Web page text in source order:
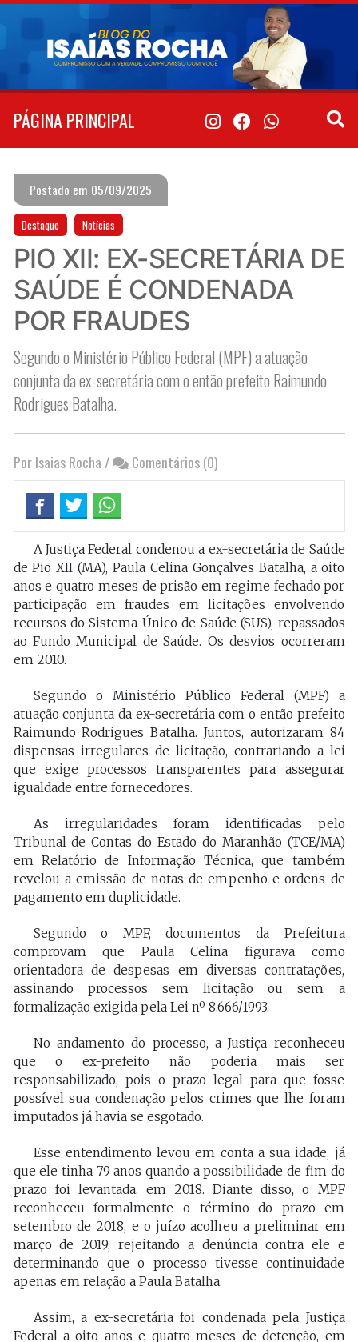
Pular
conteúdo
PÁGINA PRINCIPAL
Postado em 05/09/2025
Destaque Notícias
PIO XII: EX-SECRETÁRIA DE
SAÚDE É CONDENADA
POR FRAUDES
Segundo o Ministério Público Federal (MPF) a atuação
conjunta da ex-secretária com o então prefeito Raimundo
Rodrigues Batalha.
Por Isaias Rocha / Comentários (0)
A Justiça Federal condenou a ex-secretária de Saúde
de Pio XII (MA), Paula Celina Gonçalves Batalha, a oito
anos e quatro meses de prisão em regime fechado por
participação em fraudes em licitações envolvendo
recursos do Sistema Único de Saúde (SUS), repassados
ao Fundo Municipal de Saúde. Os desvios ocorreram
em 2010.
Segundo o Ministério Público Federal (MPF) a
atuação conjunta da ex-secretária com o então prefeito
Raimundo Rodrigues Batalha. Juntos, autorizaram 84
dispensas irregulares de licitação, contrariando a lei
que exige processos transparentes para assegurar
igualdade entre fornecedores.
As irregularidades foram identificadas pelo
Tribunal de Contas do Estado do Maranhão (TCE/MA)
em Relatório de Informação Técnica, que também
revelou a emissão de notas de empenho e ordens de
pagamento em duplicidade.
Segundo o MPF, documentos da Prefeitura
comprovam que Paula Celina figurava como
orientadora de despesas em diversas contratações,
assinando processos sem licitação ou sem a
formalização exigida pela Lei nº 8.666/1993.
No andamento do processo, a Justiça reconheceu
que o ex-prefeito não poderia mais ser
responsabilizado, pois o prazo legal para que fosse
possível sua condenação pelos crimes que lhe foram
imputados já havia se esgotado.
Esse entendimento levou em conta a sua idade, já
que ele tinha 79 anos quando a possibilidade de fim do
prazo foi levantada, em 2018. Diante disso, o MPF
reconheceu formalmente o término do prazo em
setembro de 2018, e o juízo acolheu a preliminar em
março de 2019, rejeitando a denúncia contra ele e
determinando que o processo tivesse continuidade
apenas em relação a Paula Batalha.
Assim, a ex-secretária foi condenada pela Justiça
Federal a oito anos e quatro meses de detenção, em